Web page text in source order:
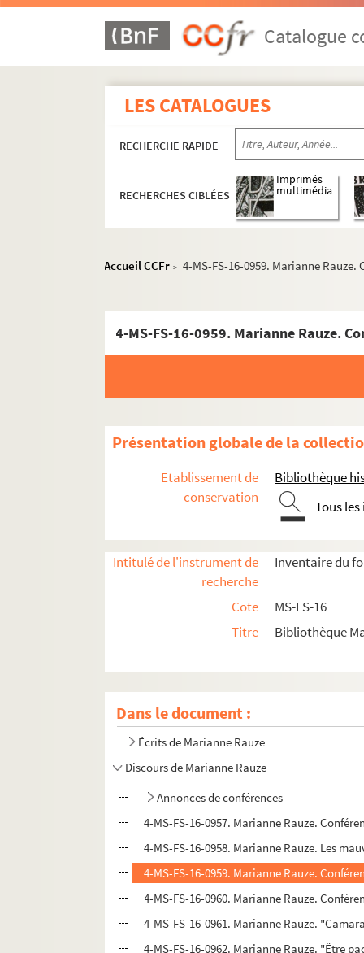
Catalogue
LES CATALOGUES
RECHERCHE RAPIDE
RECHERCHES CIBLÉES
Imprimés
multimédia
Accueil CCFr > 4-MS-FS-16-0959. Marianne
Présentation globale de la
Etablissement de
conservation
Bibliothèque
Tous
Intitulé de l'instrument de
recherche
Inventaire du
Cote
MS-FS-16
Titre
Bibliothèque
Dans le document :
Écrits de Marianne Rauze
Discours de Marianne Rauze
Annonces de conférences
4-MS-FS-16-0957. Marianne Rauze.
4-MS-FS-16-0958. Marianne Rauze. Les
4-MS-FS-16-0959. Marianne Rauze.
4-MS-FS-16-0960. Marianne Rauze.
4-MS-FS-16-0961. Marianne Rauze.
4-MS-FS-16-0962. Marianne Rauze. "Ëtre